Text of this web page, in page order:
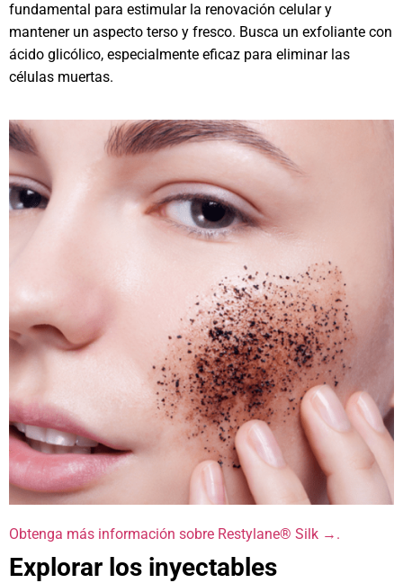
fundamental para estimular la renovación celular y
mantener un aspecto terso y fresco. Busca un exfoliante con
ácido glicólico, especialmente eficaz para eliminar las
células muertas.
Obtenga más información sobre Restylane® Silk →.
Explorar los inyectables